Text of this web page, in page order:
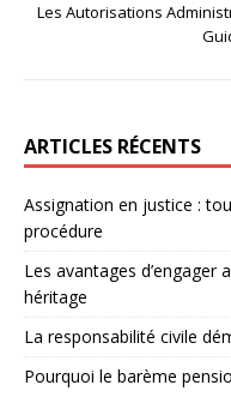
Les Autorisations
ARTICLES RÉCENTS
Assignation en justice :
procédure
Les avantages d’engager
héritage
La responsabilité civile
Pourquoi le barème